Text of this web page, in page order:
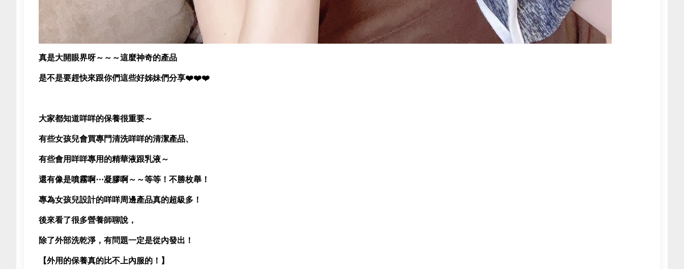
真是大開眼界呀～～～這麼神奇的產品
是不是要趕快來跟你們這些好姊妹們分享❤️❤️❤️
大家都知道咩咩的保養很重要～
有些女孩兒會買專門清洗咩咩的清潔產品、
有些會用咩咩專用的精華液跟乳液～
還有像是噴霧啊⋯凝膠啊～～等等！不勝枚舉！
專為女孩兒設計的咩咩周邊產品真的超級多！
後來看了很多營養師聊說，
除了外部洗乾淨，有問題一定是從內發出！
【外用的保養真的比不上內服的！】